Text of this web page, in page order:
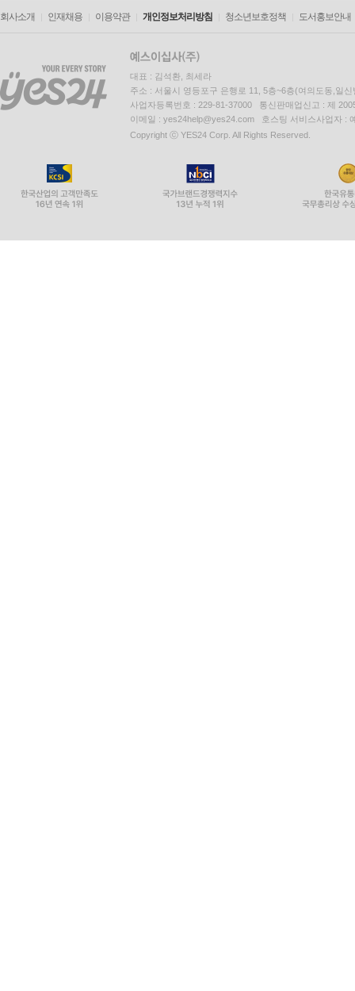
회사소개 인재채용 이용약관 개인정보처리방침 청소년보호정책 도서홍보안내
대표 : 김석환, 최세라
주소 : 서울시 영등포구 은행로 11, 5층~6층(여의도동,일신
사업자등록번호 : 229-81-37000 통신판매업신고 : 제
이메일 : yes24help@yes24.com 호스팅 서비스사업자 :
Copyright ⓒ YES24 Corp. All Rights Reserved.